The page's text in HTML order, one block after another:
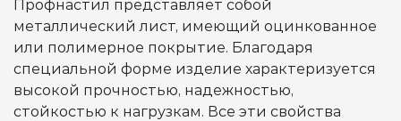
Профнастил представляет собой
металлический лист, имеющий оцинкованное
или полимерное покрытие. Благодаря
специальной форме изделие характеризуется
высокой прочностью, надежностью,
стойкостью к нагрузкам. Все эти свойства